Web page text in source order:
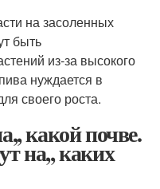
на засоленных
быть
из-за высокого
нуждается в
своего роста.
какой почве.
на,, каких